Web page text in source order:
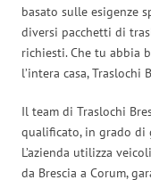
basato sulle esigenze
diversi pacchetti di
richiesti. Che tu abbia
l’intera casa,
Il team di Traslochi
qualificato, in grado di
L’azienda utilizza
da Brescia a Corum,